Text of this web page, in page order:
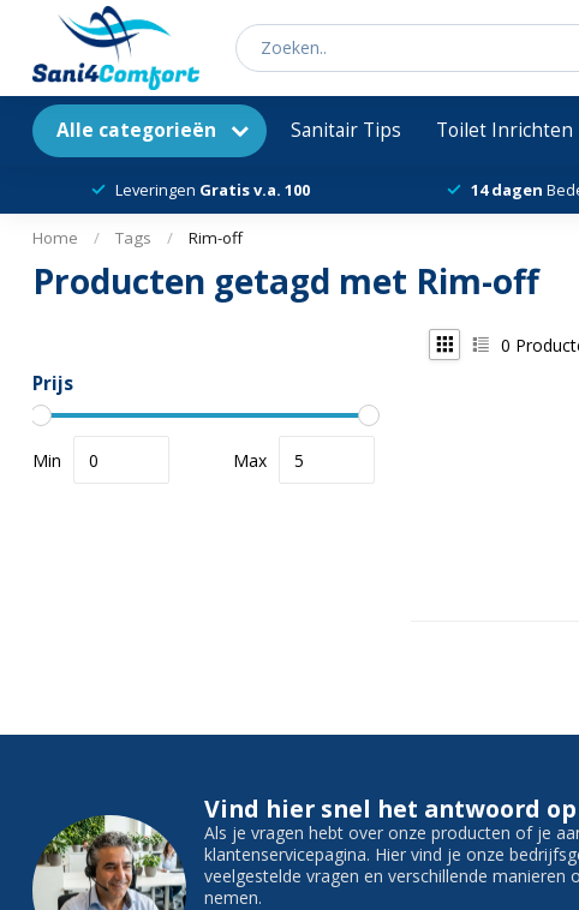
Alle categorieën Sanitair Tips Toilet Inrichten
Leveringen Gratis v.a. 100 14 dagen
Home / Tags / Rim-off
Producten getagd met Rim-off
Prijs
Min Max
0
Vind hier snel het antwoord
Als je vragen hebt over onze producten of je
klantenservicepagina. Hier vind je onze
veelgestelde vragen en verschillende
nemen.